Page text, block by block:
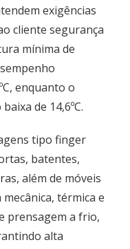
exigências
cliente segurança
mínima de
enquanto o
de 14,6ºC.
tipo finger
batentes,
além de móveis
térmica e
prensagem a frio,
alta